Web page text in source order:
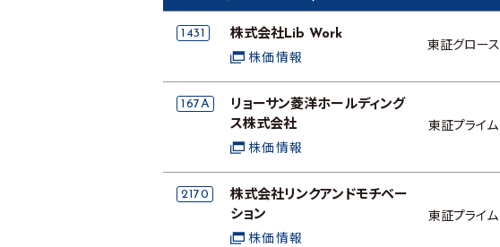
1431 株式会社Lib Work
株価情報
東証グロース
167A
リョーサン菱洋ホールディング
ス株式会社
株価情報
東証プライム
2170
株式会社リンクアンドモチベー
ション
株価情報
東証プライム